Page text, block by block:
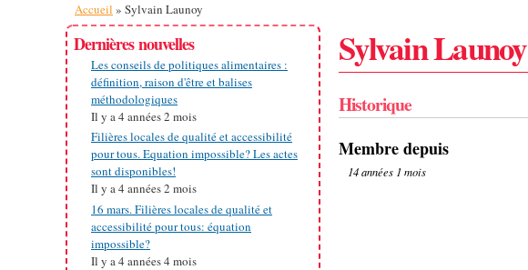
Vous êtes ici
Accueil » Sylvain Launoy
Dernières nouvelles
Les conseils de politiques alimentaires :
définition, raison d'être et balises
méthodologiques
Il y a4 années 2 mois
Filières locales de qualité et accessibilité
pour tous. Equation impossible? Les actes
sont disponibles!
Il y a4 années 2 mois
16 mars. Filières locales de qualité et
accessibilité pour tous: équation
impossible?
Il y a 4 années 4 mois
Sylvain Launoy
Historique
Membre depuis
14 années 1 mois